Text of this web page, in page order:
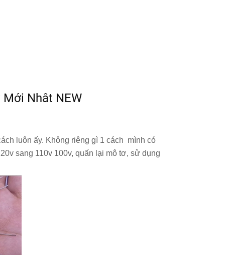
Nhât NEW
luôn ấy. Không riêng gì 1 cách mình có
sang 110v 100v, quấn lại mô tơ, sử dụng